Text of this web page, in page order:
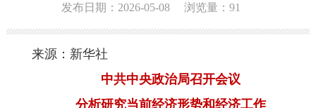
发布日期：2026-05-08 浏览量： 91
来源：新华社
中共中央政治局召开会议
分析研究当前经济形势和经济工作